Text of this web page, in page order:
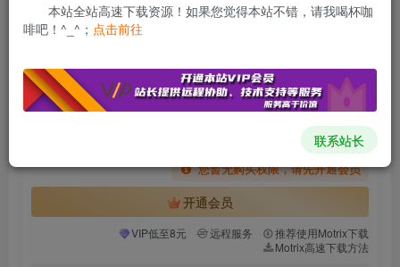
WPS Office 2023 v12.8.2.21555 专业增强版(Win版)
会员专属资源
免费
您暂无购买权限，请先开通会员
开通会员
VIP低至8元 远程服务
推荐使用Motrix下载
Motrix高速下载方法
付费资源
本站全站高速下载资源！如果您觉得本站不错，请我喝杯咖
啡吧！^_^； 点击前往
联系站长